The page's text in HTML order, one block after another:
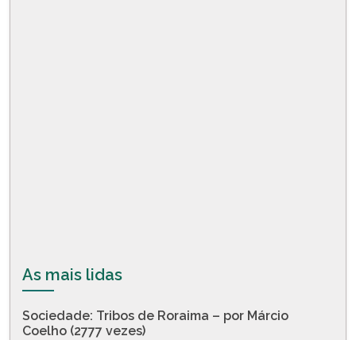
As mais lidas
Sociedade: Tribos de Roraima – por Márcio
Coelho (2777 vezes)